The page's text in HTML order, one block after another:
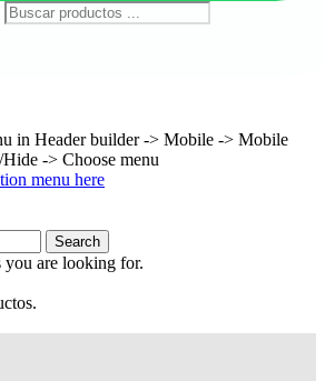
in Header builder -> Mobile -> Mobile
-> Choose menu
menu here
Search
you are looking for.